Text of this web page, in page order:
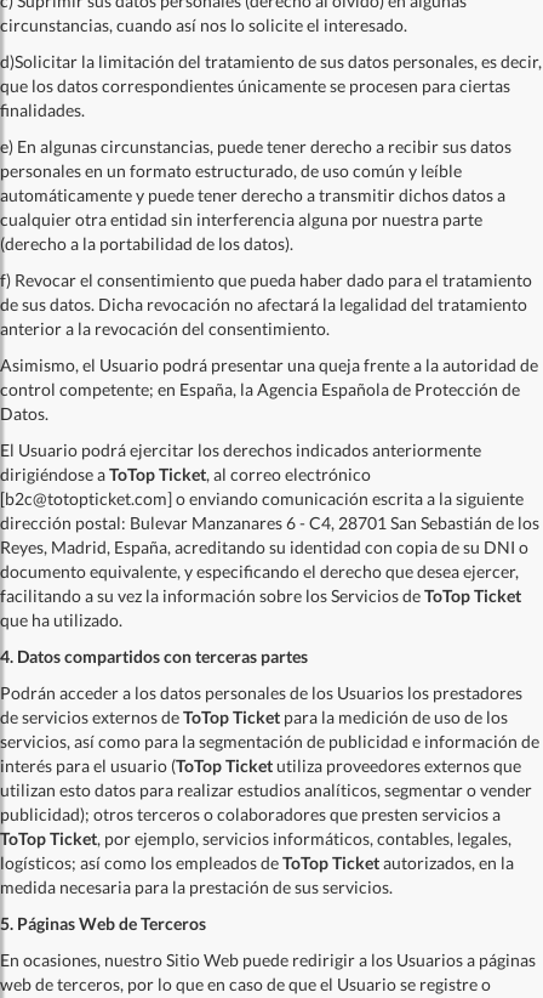
circunstancias, cuando así nos lo solicite el interesado.
d)Solicitar la limitación del tratamiento de sus datos personales, es decir,
que los datos correspondientes únicamente se procesen para ciertas
finalidades.
e) En algunas circunstancias, puede tener derecho a recibir sus datos
personales en un formato estructurado, de uso común y leíble
automáticamente y puede tener derecho a transmitir dichos datos a
cualquier otra entidad sin interferencia alguna por nuestra parte
(derecho a la portabilidad de los datos).
f) Revocar el consentimiento que pueda haber dado para el tratamiento
de sus datos. Dicha revocación no afectará la legalidad del tratamiento
anterior a la revocación del consentimiento.
Asimismo, el Usuario podrá presentar una queja frente a la autoridad de
control competente; en España, la Agencia Española de Protección de
Datos.
El Usuario podrá ejercitar los derechos indicados anteriormente
dirigiéndose aToTop Ticket, al correo electrónico
[b2c@totopticket.com] o enviando comunicación escrita a la siguiente
dirección postal: Bulevar Manzanares 6 - C4, 28701 San Sebastián de los
Reyes, Madrid, España, acreditando su identidad con copia de su DNI o
documento equivalente, y especificando el derecho que desea ejercer,
facilitando a su vez la información sobre los Servicios deToTop Ticket
que ha utilizado.
4. Datos compartidos con terceras partes
Podrán acceder a los datos personales de los Usuarios los prestadores
de servicios externos deToTop Ticket para la medición de uso de los
servicios, así como para la segmentación de publicidad e información de
interés para el usuario (ToTop Ticketutiliza proveedores externos que
utilizan esto datos para realizar estudios analíticos, segmentar o vender
publicidad); otros terceros o colaboradores que presten servicios a
ToTop Ticket, por ejemplo, servicios informáticos, contables, legales,
logísticos; así como los empleados deToTop Ticketautorizados, en la
medida necesaria para la prestación de sus servicios.
5. Páginas Web de Terceros
En ocasiones, nuestro Sitio Web puede redirigir a los Usuarios a páginas
web de terceros, por lo que en caso de que el Usuario se registre o